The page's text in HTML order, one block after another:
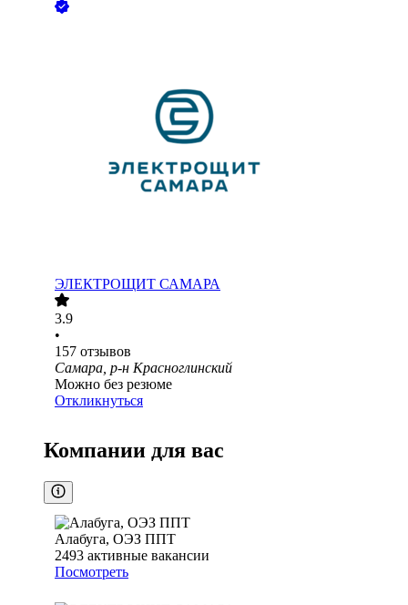
ЭЛЕКТРОЩИТ САМАРА
3.9
•
157 отзывов
Самара, р-н Красноглинский
Можно без резюме
Откликнуться
Компании для вас
Алабуга, ОЭЗ ППТ
2493 активные вакансии
Посмотреть